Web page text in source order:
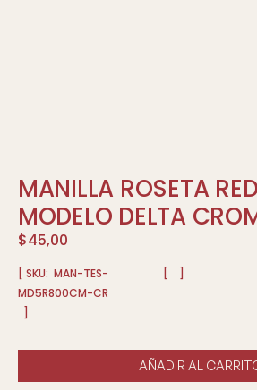
MANILLA ROSETA
MODELO DELTA
$45,00
[ SKU: MAN-TES-
MD5R800CM-CR
]
[ ]
AÑADIR AL